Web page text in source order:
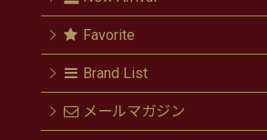
Favorite
Brand List
メールマガジン